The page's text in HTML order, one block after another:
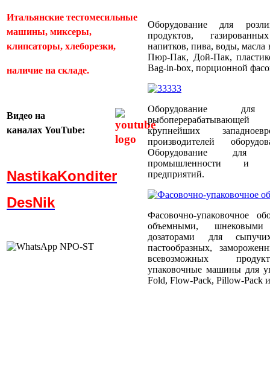
Итальянские тестомесильные
машины, миксеры,
клипсаторы, хлеборезки,
наличие на складе.
Видео на
каналах YouTube:
NastikaKonditer
DesNik
Оборудование для
продуктов,
напитков, пива, воды,
Пюр-Пак, Дой-Пак,
Bag-in-box, порционной
Оборудование
крупнейших
производителей
Оборудование для
промышленности и
предприятий.
Фасовочно-упаковочное
объемными,
дозаторами для
пастообразных,
всевозможных
упаковочные машины для
Fold, Flow-Pack, Pillow-Pack